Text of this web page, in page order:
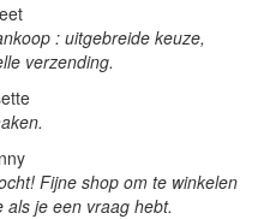
: uitgebreide keuze,
verzending.
Fijne shop om te winkelen
je een vraag hebt.